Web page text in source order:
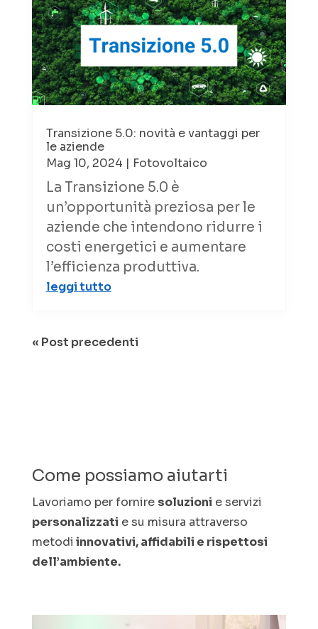
Transizione 5.0: novità e vantaggi per
le aziende
Mag 10, 2024 | Fotovoltaico
La Transizione 5.0 è
un’opportunità preziosa per le
aziende che intendono ridurre i
costi energetici e aumentare
l’efficienza produttiva.
leggi tutto
« Post precedenti
Come possiamo aiutarti
Lavoriamo per fornire soluzioni e servizi
personalizzati e su misura attraverso
metodi innovativi, affidabili e rispettosi
dell’ambiente.